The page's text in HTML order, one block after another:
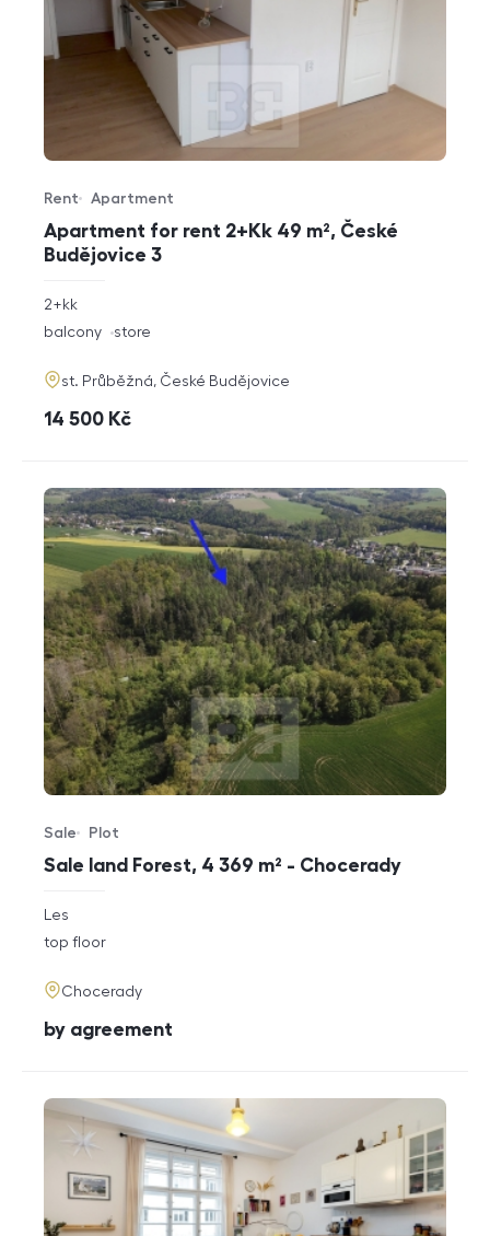
Apartment for rent 2+Kk 49 m², České
Budějovice 3
Offer type
Rent
Property type
Apartment
rozměry
2+kk
funkce
balcony store
adresa
st. Průběžná, České Budějovice
cena
14 500 Kč
Sale land Forest, 4 369 m² - Chocerady
Offer type
Sale
Property type
Plot
rozměry
Les
funkce
top floor
adresa
Chocerady
cena
by agreement